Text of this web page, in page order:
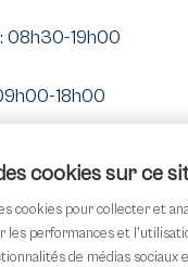
08h30-19h00
18h00
cookies sur ce
cookies pour collecter et
les performances et
de médias sociaux